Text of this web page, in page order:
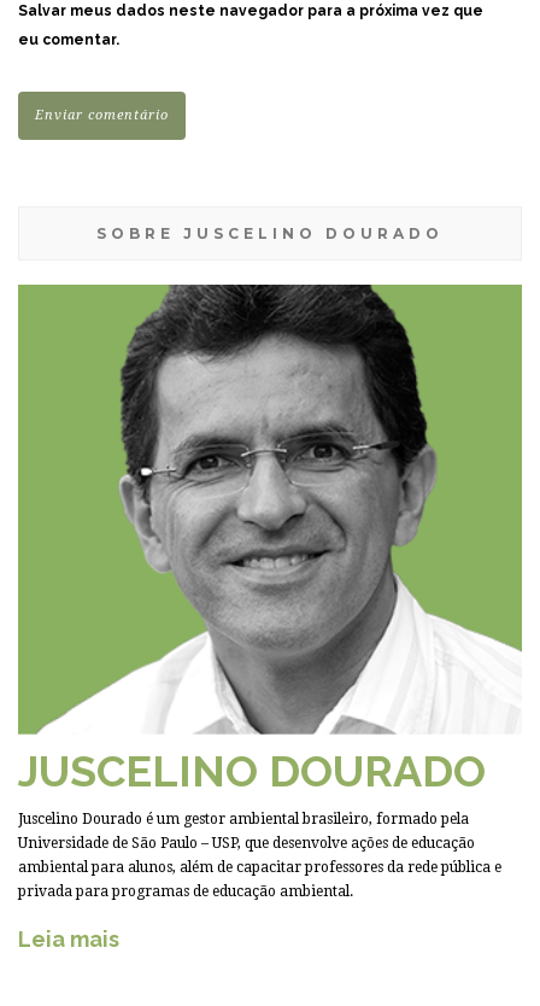
Salvar meus dados neste navegador para a próxima vez que
eu comentar.
SOBRE JUSCELINO DOURADO
JUSCELINO DOURADO
Juscelino Dourado é um gestor ambiental brasileiro, formado pela
Universidade de São Paulo – USP, que desenvolve ações de educação
ambiental para alunos, além de capacitar professores da rede pública e
privada para programas de educação ambiental.
Leia mais